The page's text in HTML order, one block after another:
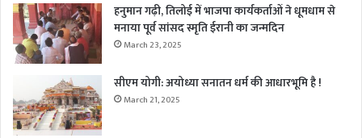
हनुमान गढ़ी, तिलोई में भाजपा कार्यकर्ताओं ने धूमधाम से
मनाया पूर्व सांसद स्मृति ईरानी का जन्मदिन
March 23, 2025
सीएम योगी: अयोध्या सनातन धर्म की आधारभूमि है !
March 21, 2025